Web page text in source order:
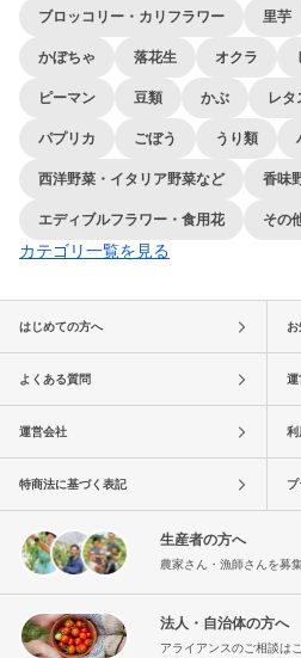
ブロッコリー・カリフラワー 里芋
かぼちゃ 落花生 オクラ
ピーマン 豆類 かぶ レタ
パプリカ ごぼう うり類
西洋野菜・イタリア野菜など 香味
エディブルフラワー・食用花 その
カテゴリ一覧を見る
はじめての方へ
よくある質問 運
運営会社 利
特商法に基づく表記
生産者の方へ
農家さん・漁師さんを募
法人・自治体の方へ
アライアンスのご相談は